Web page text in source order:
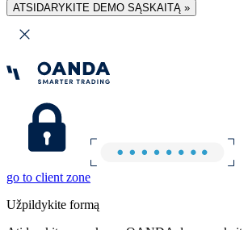
ATSIDARYKITE DEMO SĄSKAITĄ »
go to client zone
Užpildykite formą